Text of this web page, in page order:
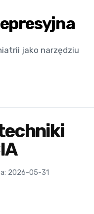
jako narzędziu
2026-05-31